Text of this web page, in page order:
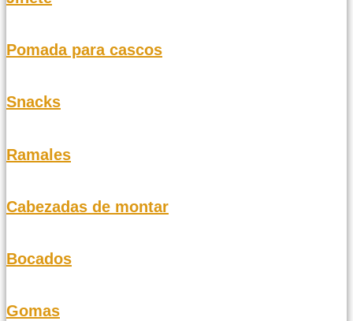
Pomada para cascos
Snacks
Ramales
Cabezadas de montar
Bocados
Gomas